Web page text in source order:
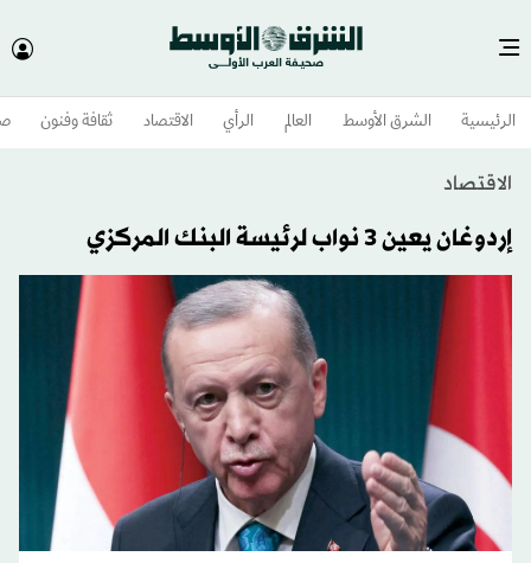
الرئيسية الشرق الأوسط​ العالم الرأي الاقتصاد ثقافة وفنون
الاقتصاد
إردوغان يعين 3 نواب لرئيسة البنك المركزي